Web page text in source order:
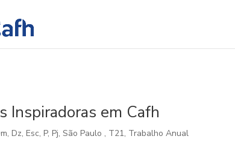
Inspiradoras em Cafh
,Dz,Esc,P,Pj,São Paulo , T21, Trabalho Anual